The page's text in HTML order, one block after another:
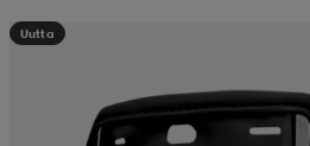
Uutta